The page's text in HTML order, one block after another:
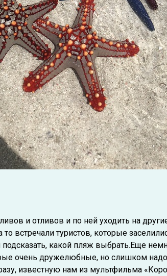
и отливов и по ней уходить на
встречали туристов, которые
какой пляж выбрать.Еще
очень дружелюбные, но слишком
известную нам из мультфильма